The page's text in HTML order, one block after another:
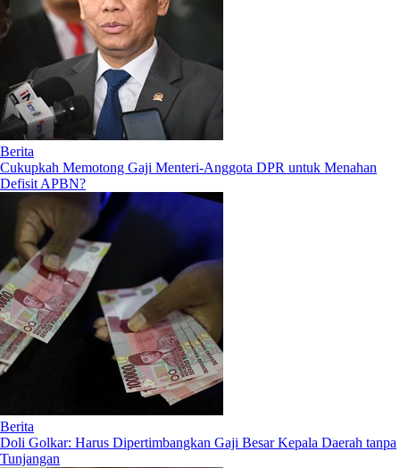
Berita
Cukupkah Memotong Gaji Menteri-Anggota DPR untuk Menahan
Defisit APBN?
Berita
Doli Golkar: Harus Dipertimbangkan Gaji Besar Kepala Daerah tanpa
Tunjangan